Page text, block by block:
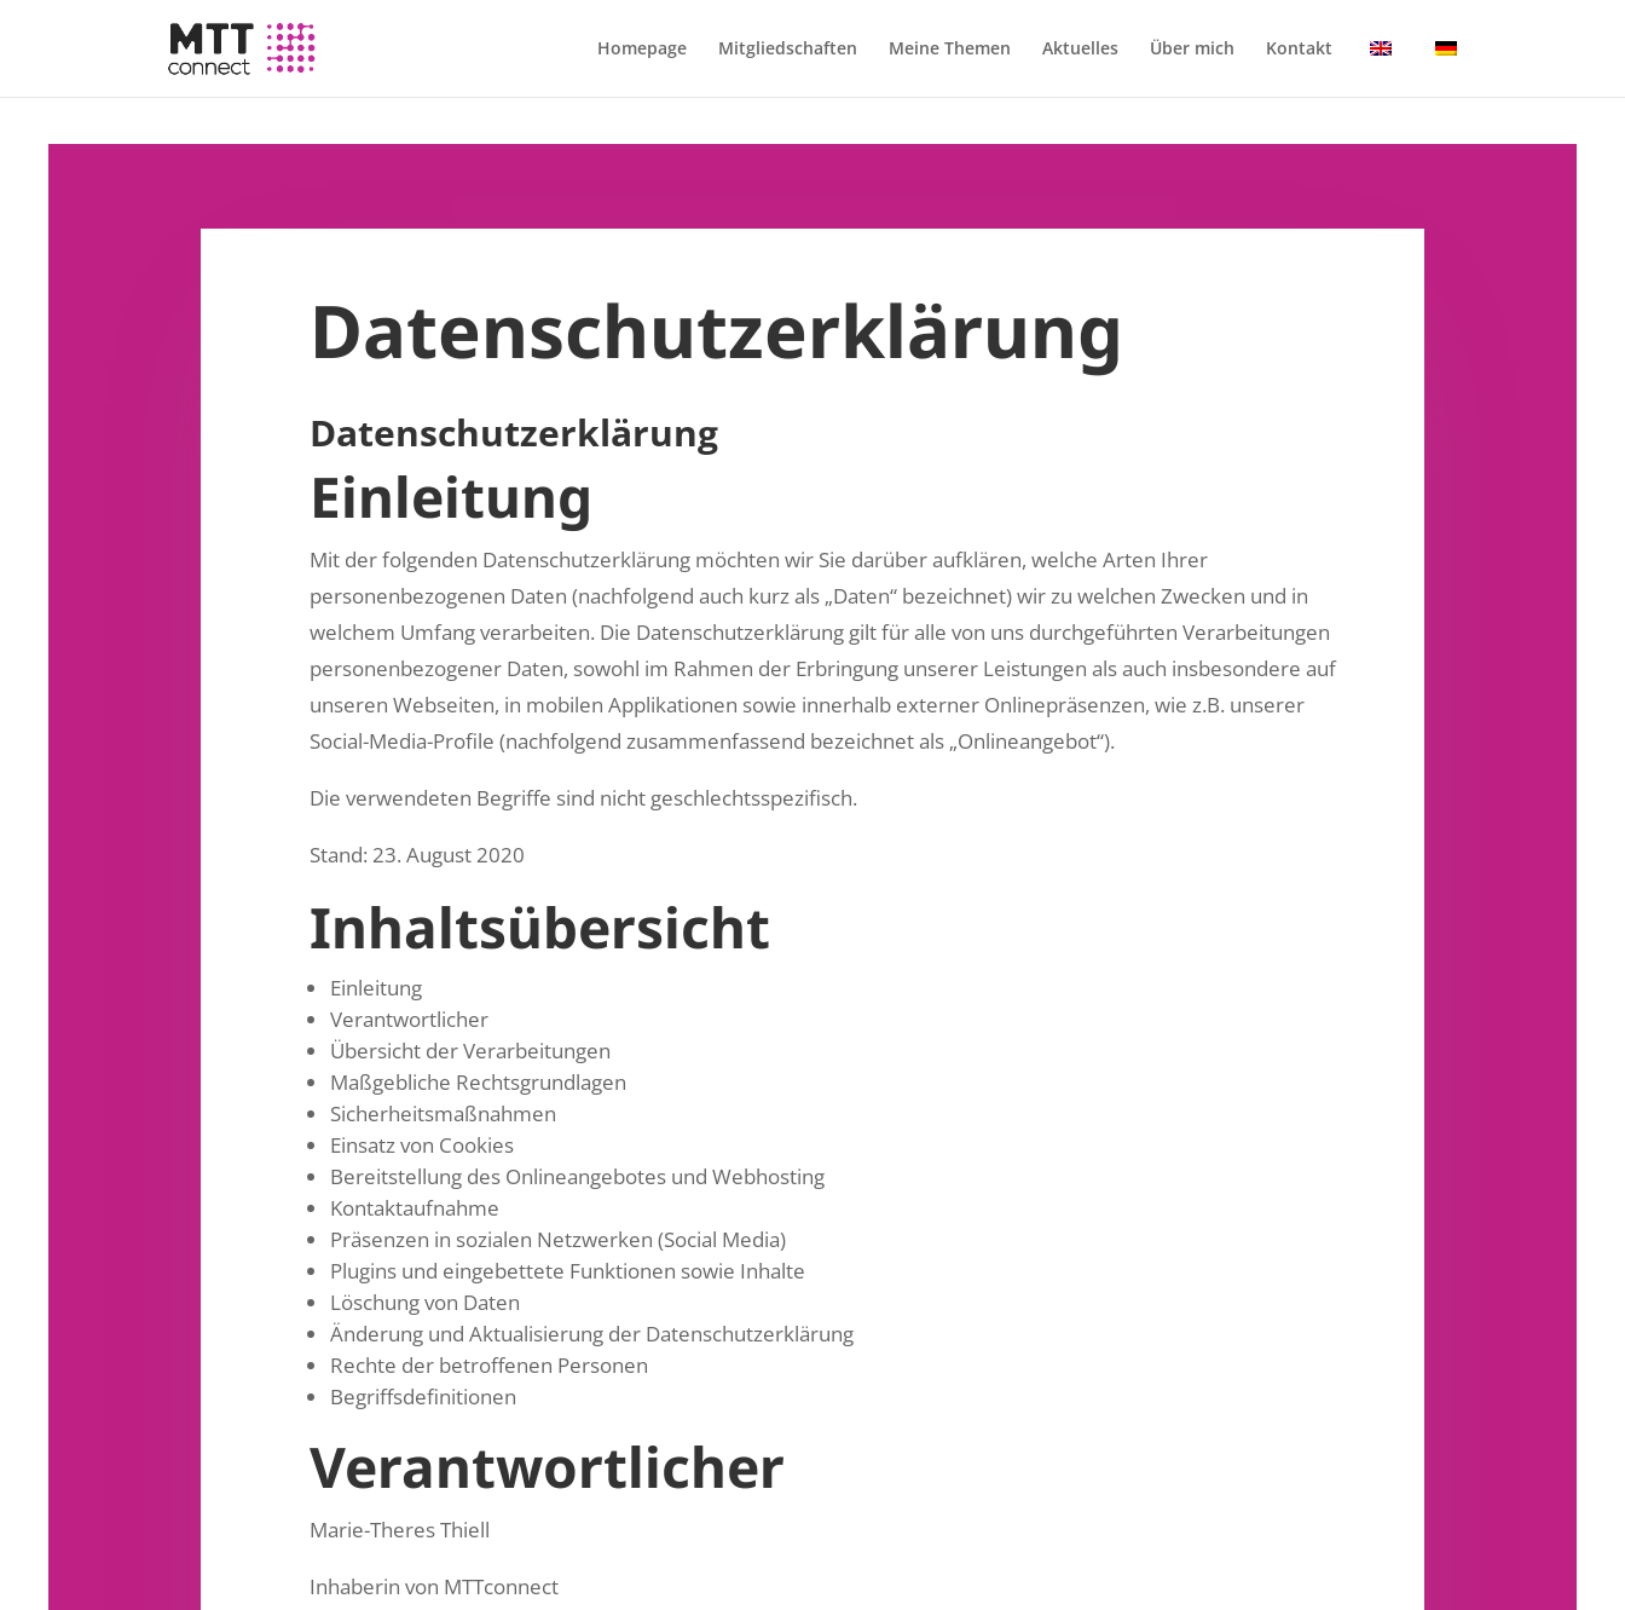
Homepage Mitgliedschaften Meine Themen Aktuelles Über mich Kontakt
Datenschutzerklärung
Datenschutzerklärung
Einleitung
Mit der folgenden Datenschutzerklärung möchten wir Sie darüber aufklären, welche Arten Ihrer
personenbezogenen Daten (nachfolgend auch kurz als „Daten“ bezeichnet) wir zu welchen Zwecken und in
welchem Umfang verarbeiten. Die Datenschutzerklärung gilt für alle von uns durchgeführten Verarbeitungen
personenbezogener Daten, sowohl im Rahmen der Erbringung unserer Leistungen als auch insbesondere auf
unseren Webseiten, in mobilen Applikationen sowie innerhalb externer Onlinepräsenzen, wie z.B. unserer
Social-Media-Profile (nachfolgend zusammenfassend bezeichnet als „Onlineangebot“).
Die verwendeten Begriffe sind nicht geschlechtsspezifisch.
Stand: 23. August 2020
Inhaltsübersicht
Einleitung
Verantwortlicher
Übersicht der Verarbeitungen
Maßgebliche Rechtsgrundlagen
Sicherheitsmaßnahmen
Einsatz von Cookies
Bereitstellung des Onlineangebotes und Webhosting
Kontaktaufnahme
Präsenzen in sozialen Netzwerken (Social Media)
Plugins und eingebettete Funktionen sowie Inhalte
Löschung von Daten
Änderung und Aktualisierung der Datenschutzerklärung
Rechte der betroffenen Personen
Begriffsdefinitionen
Verantwortlicher
Marie-Theres Thiell
Inhaberin von MTTconnect